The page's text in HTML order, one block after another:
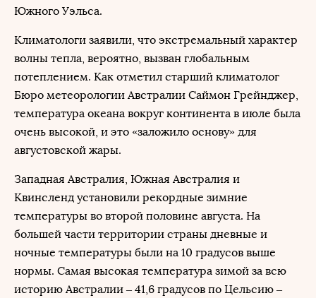
Южного Уэльса.
Климатологи заявили, что экстремальный характер
волны тепла, вероятно, вызван глобальным
потеплением. Как отметил старший климатолог
Бюро метеорологии Австралии Саймон Грейнджер,
температура океана вокруг континента в июле была
очень высокой, и это «заложило основу» для
августовской жары.
Западная Австралия, Южная Австралия и
Квинсленд установили рекордные зимние
температуры во второй половине августа. На
большей части территории страны дневные и
ночные температуры были на 10 градусов выше
нормы. Самая высокая температура зимой за всю
историю Австралии – 41,6 градусов по Цельсию –